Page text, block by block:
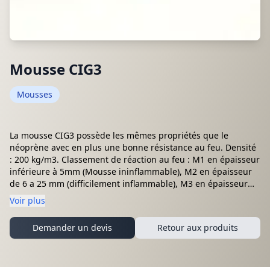
Mousse CIG3
Mousses
La mousse CIG3 possède les mêmes propriétés que le
néoprène avec en plus une bonne résistance au feu. Densité
: 200 kg/m3. Classement de réaction au feu : M1 en épaisseur
inférieure à 5mm (Mousse ininflammable), M2 en épaisseur
de 6 a 25 mm (difficilement inflammable), M3 en épaisseur
supérieure (moyennement inflammable).
Voir plus
Demander un devis Retour aux produits